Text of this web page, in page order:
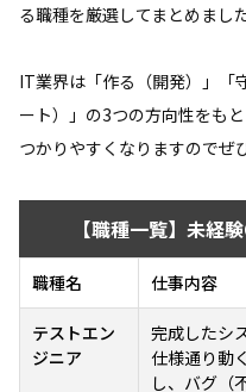
る職種を厳選してまとめました
IT業界は「作る（開発）」「
ート）」の3つの方向性をも
つかりやすくなりますのでぜ
【職種一覧】未経
職種名 仕事内容
テストエン
ジニア
完成したシ
仕様通り動
し、バグ（